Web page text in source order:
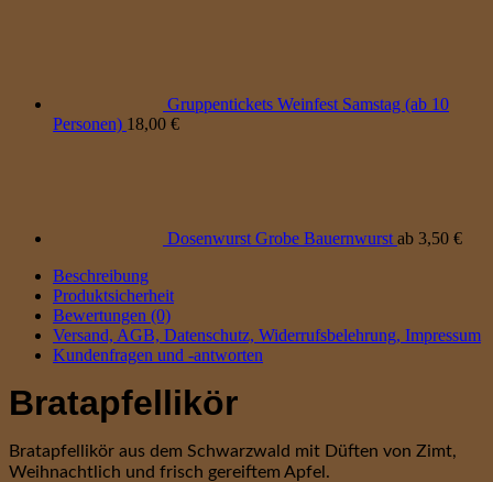
Gruppentickets Weinfest Samstag (ab 10
Personen) 18,00 €
Dosenwurst Grobe Bauernwurst ab 3,50 €
Beschreibung
Produktsicherheit
Bewertungen (0)
Versand, AGB, Datenschutz, Widerrufsbelehrung, Impressum
Kundenfragen und -antworten
Bratapfellikör
Bratapfellikör aus dem Schwarzwald mit Düften von Zimt,
Weihnachtlich und frisch gereiftem Apfel.